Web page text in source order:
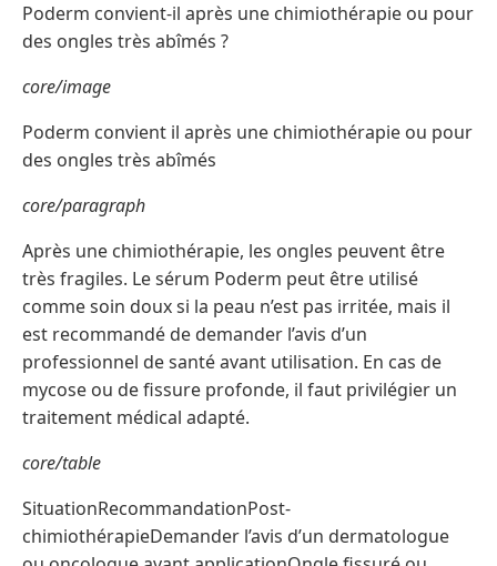
Poderm convient-il après une chimiothérapie ou pour
des ongles très abîmés ?
core/image
Poderm convient il après une chimiothérapie ou pour
des ongles très abîmés
core/paragraph
Après une chimiothérapie, les ongles peuvent être
très fragiles. Le sérum Poderm peut être utilisé
comme soin doux si la peau n’est pas irritée, mais il
est recommandé de demander l’avis d’un
professionnel de santé avant utilisation. En cas de
mycose ou de fissure profonde, il faut privilégier un
traitement médical adapté.
core/table
SituationRecommandationPost-
chimiothérapieDemander l’avis d’un dermatologue